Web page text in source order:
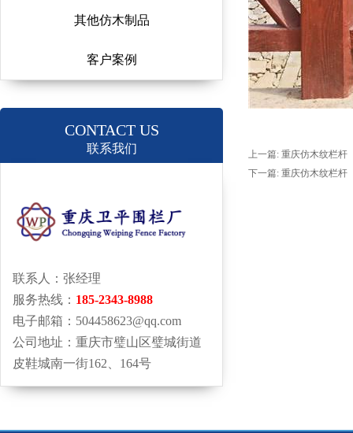
其他仿木制品
客户案例
CONTACT US
联系我们
联系人：张经理
服务热线： 185-2343-8988
电子邮箱：504458623@qq.com
公司地址：重庆市璧山区璧城街道
皮鞋城南一街162、164号
上一篇: 重庆仿木纹栏杆
下一篇: 重庆仿木纹栏杆